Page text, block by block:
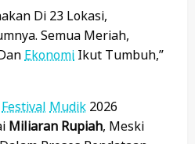
Di 23 Lokasi,
Semua Meriah,
Ekonomi Ikut Tumbuh,”
Festival Mudik 2026
Miliaran Rupiah, Meski